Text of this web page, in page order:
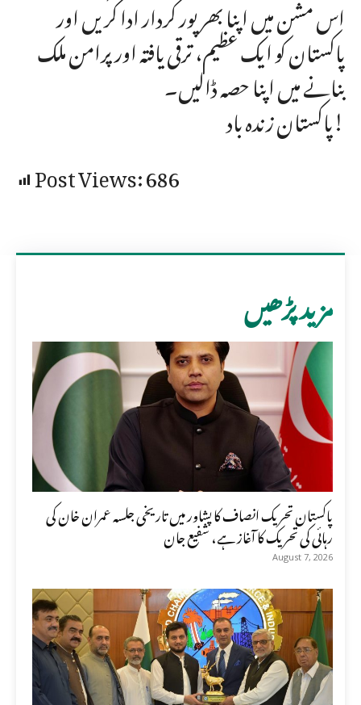
اس مشن میں اپنا بھرپور کردار ادا کریں اور
پاکستان کو ایک عظیم، ترقی یافتہ اور پرامن ملک
بنانے میں اپنا حصہ ڈالیں۔
پاکستان زندہ باد!
Post Views:686
مزید پڑھیں
پاکستان تحریک انصاف کا پشاور میں تاریخی جلسہ عمران خان کی
رہائی کی تحریک کا آغاز ہے، شفیع جان
August 7, 2026